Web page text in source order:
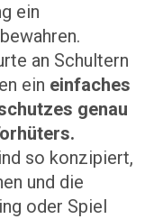
ein
an Schultern
ein einfaches
genau
so konzipiert,
und die
oder Spiel